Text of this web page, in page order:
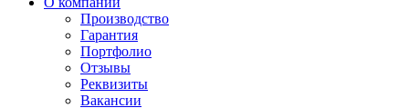
Производство
Гарантия
Портфолио
Отзывы
Реквизиты
Вакансии